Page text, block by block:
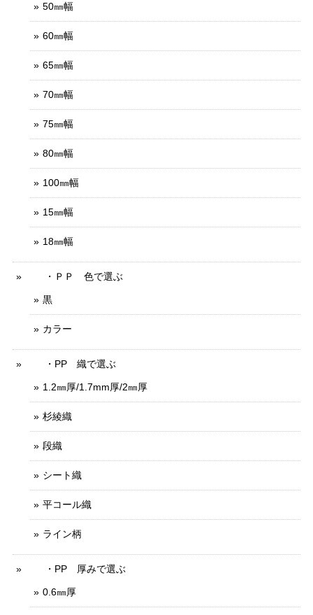
50㎜幅
60㎜幅
65㎜幅
70㎜幅
75㎜幅
80㎜幅
100㎜幅
15㎜幅
18㎜幅
・ＰＰ 色で選ぶ
黒
カラー
・PP 織で選ぶ
1.2㎜厚/1.7mm厚/2㎜厚
杉綾織
段織
シート織
平コール織
ライン柄
・PP 厚みで選ぶ
0.6㎜厚